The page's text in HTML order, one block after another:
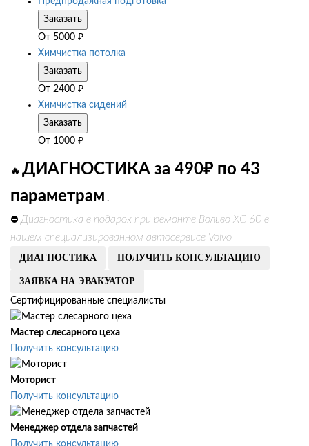
Заказать
От 5000 ₽
Химчистка потолка
Заказать
От 2400 ₽
Химчистка сидений
Заказать
От 1000 ₽
🔥 ДИАГНОСТИКА за 490₽ по 43
параметрам .
⛔ Диагностика в подарок при ремонте Вольво ХС 60 в
нашем специализированном автосервисе Volvo
ДИАГНОСТИКА ПОЛУЧИТЬ КОНСУЛЬТАЦИЮ
ЗАЯВКА НА ЭВАКУАТОР
Сертифицированные специалисты
Мастер слесарного цеха
Получить консультацию
Моторист
Получить консультацию
Менеджер отдела запчастей
Получить консультацию